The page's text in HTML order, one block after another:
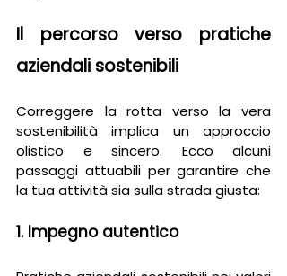
Il percorso verso pratiche
aziendali sostenibili
Correggere la rotta verso la vera
sostenibilità implica un approccio
olistico e sincero. Ecco alcuni
passaggi attuabili per garantire che
la tua attività sia sulla strada giusta:
1. Impegno autentico